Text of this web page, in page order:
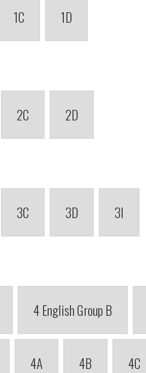
1C 1D
2C 2D
3C 3D 3I
4 English Group B
4A 4B 4C